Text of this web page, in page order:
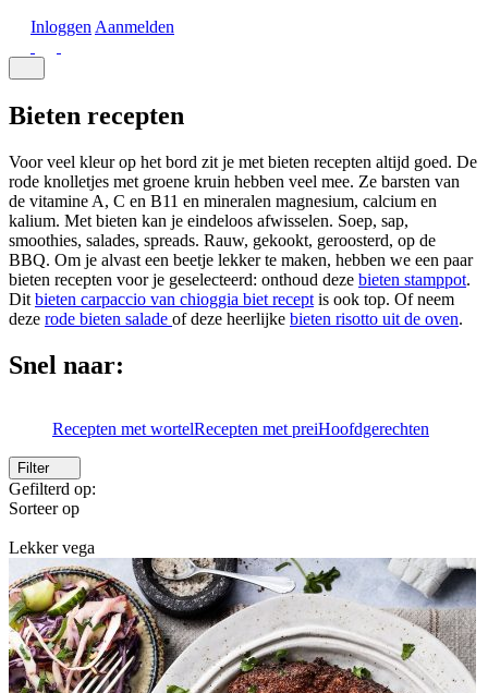
Inloggen Aanmelden
Bieten recepten
Voor veel kleur op het bord zit je met bieten recepten altijd goed. De
rode knolletjes met groene kruin hebben veel mee. Ze barsten van
de vitamine A, C en B11 en mineralen magnesium, calcium en
kalium. Met bieten kan je eindeloos afwisselen. Soep, sap,
smoothies, salades, spreads. Rauw, gekookt, geroosterd, op de
BBQ. Om je alvast een beetje lekker te maken, hebben we een paar
bieten recepten voor je geselecteerd: onthoud deze bieten stamppot.
Dit bieten carpaccio van chioggia biet recept is ook top. Of neem
deze rode bieten salade of deze heerlijke bieten risotto uit de oven.
Snel naar:
Recepten met wortelRecepten met preiHoofdgerechten
Filter
Gefilterd op:
Sorteer op
Lekker vega